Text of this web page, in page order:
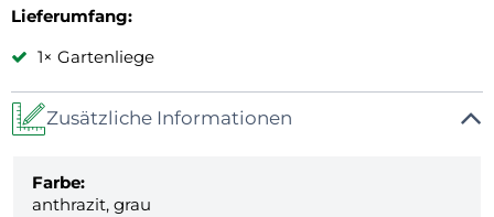
Lieferumfang:
1× Gartenliege
Zusätzliche Informationen
Farbe:
anthrazit, grau